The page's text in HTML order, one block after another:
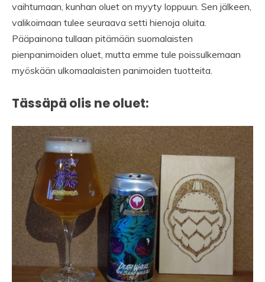
vaihtumaan, kunhan oluet on myyty loppuun. Sen jälkeen,
valikoimaan tulee seuraava setti hienoja oluita.
Pääpainona tullaan pitämään suomalaisten
pienpanimoiden oluet, mutta emme tule poissulkemaan
myöskään ulkomaalaisten panimoiden tuotteita.
Tässäpä olis ne oluet: